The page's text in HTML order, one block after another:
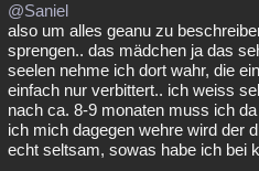
@Saniel
also um alles geanu zu
sprengen.. das mädchen ja das
seelen nehme ich dort wahr, die
einfach nur verbittert.. ich weiss
nach ca. 8-9 monaten muss ich
ich mich dagegen wehre wird der
echt seltsam, sowas habe ich bei